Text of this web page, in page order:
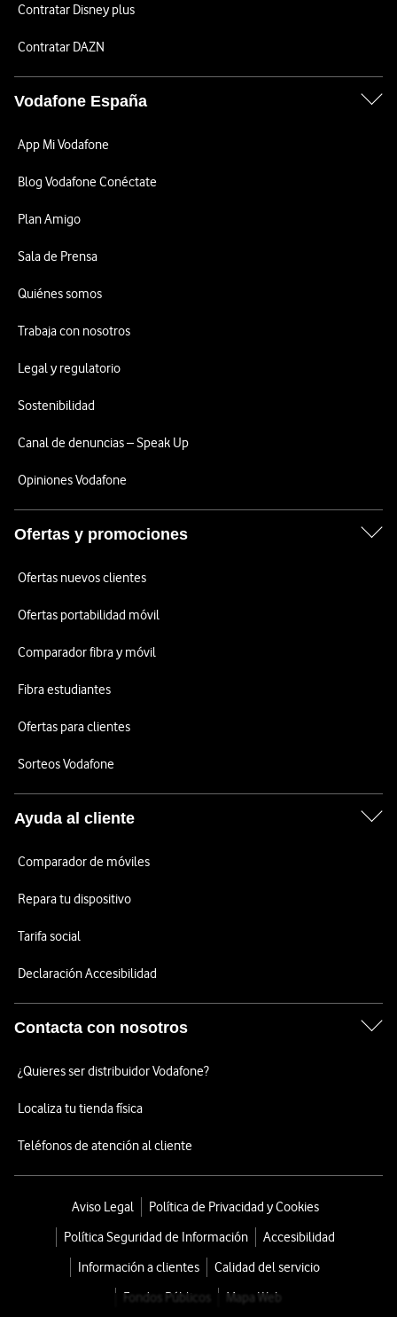
Contratar Disney plus
Contratar DAZN
Vodafone España
App Mi Vodafone
Blog Vodafone Conéctate
Plan Amigo
Sala de Prensa
Quiénes somos
Trabaja con nosotros
Legal y regulatorio
Sostenibilidad
Canal de denuncias – Speak Up
Opiniones Vodafone
Ofertas y promociones
Ofertas nuevos clientes
Ofertas portabilidad móvil
Comparador fibra y móvil
Fibra estudiantes
Ofertas para clientes
Sorteos Vodafone
Ayuda al cliente
Comparador de móviles
Repara tu dispositivo
Tarifa social
Declaración Accesibilidad
Contacta con nosotros
¿Quieres ser distribuidor Vodafone?
Localiza tu tienda física
Teléfonos de atención al cliente
Aviso Legal
Política de Privacidad y Cookies
Política Seguridad de Información
Accesibilidad
Información a clientes
Calidad del servicio
Fondos Públicos
Mapa Web